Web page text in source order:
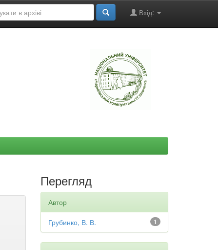
Вхід:
Перегляд
Автор
1
Грубинко, В. В.